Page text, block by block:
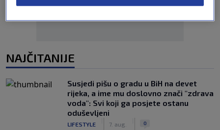
NAJČITANIJE
Susjedi pišu o gradu u BiH na devet
rijeka, a ime mu doslovno znači "zdrava
voda": Svi koji ga posjete ostanu
oduševljeni
LIFESTYLE 7. aug. 0